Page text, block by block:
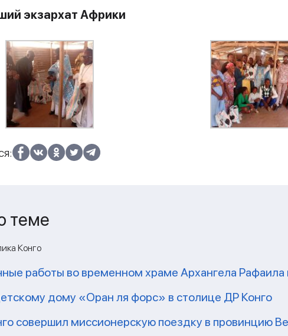
экзархат Африки
теме
Конго
работы во временном храме Архангела Рафаила
дому «Оран ля форс» в столице ДР Конго
совершил миссионерскую поездку в провинцию